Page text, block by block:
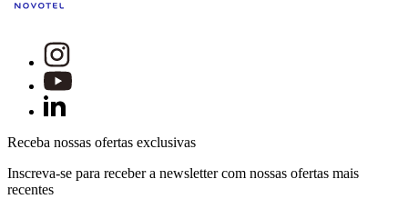
Receba nossas ofertas exclusivas
Inscreva-se para receber a newsletter com nossas ofertas mais
recentes